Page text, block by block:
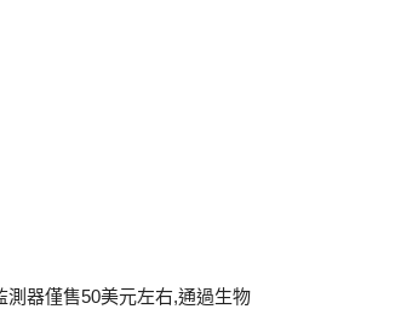
器僅售50美元左右,通過生物